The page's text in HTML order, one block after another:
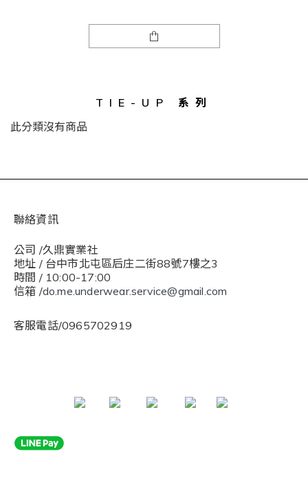
TIE-UP 系列
此分類沒有商品
聯絡資訊
公司 /久鼎實業社
地址 / 台中市北屯區后庄二街88號7樓之3
時間 / 10:00-17:00
信箱 /do.me.underwear.service@gmail.com
客服電話/0965702919